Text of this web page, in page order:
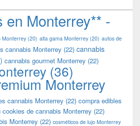
en Monterrey** -
Monterrey (20) alta gama Monterrey (20) autos de
cannabis Monterrey (22) cannabis
cannabis gourmet Monterrey (22)
(36)
Monterrey
cannabis Monterrey (22) compra edibles
cookies de cannabis Monterrey (22)
Monterrey (22) cosméticos de lujo Monterrey